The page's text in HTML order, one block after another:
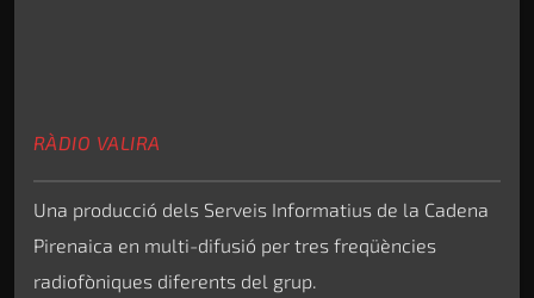
RÀDIO VALIRA
Una producció dels Serveis Informatius de la Cadena
Pirenaica en multi-difusió per tres freqüències
radiofòniques diferents del grup.